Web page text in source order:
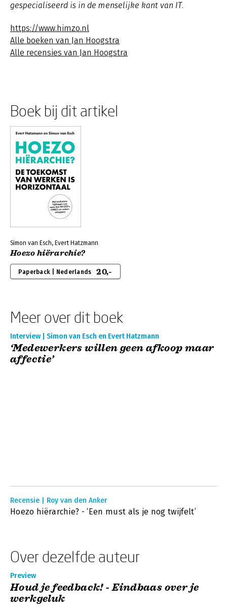
gespecialiseerd is in de menselijke kant van IT.
https://www.himzo.nl
Alle boeken van Jan Hoogstra
Alle recensies van Jan Hoogstra
Boek bij dit artikel
Simon van Esch, Evert Hatzmann
Hoezo hiërarchie?
Paperback | Nederlands 20,-
Meer over dit boek
Interview | Simon van Esch en Evert Hatzmann
‘Medewerkers willen geen afkoop maar
affectie’
Recensie | Roy van den Anker
Hoezo hiërarchie? - ‘Een must als je nog twijfelt’
Over dezelfde auteur
Preview
Houd je feedback! - Eindbaas over je
werkgeluk